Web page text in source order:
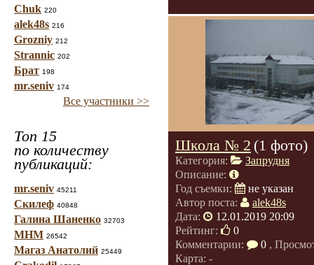
Chuk 220
alek48s 216
Grozniy 212
Strannic 202
Брат 198
mr.seniv 174
Все участники >>
Топ 15
по количеству
публикаций:
mr.seniv 45211
Скилеф 40848
Галина Шаненко 32703
МНМ 26542
Магаз Анатолий 25449
Школа № 2 (1 фото)
Категория:
Запрудня
Описание:
Год съемки:
не указан
Автор поста:
alek48s
Дата:
12.01.2019 20:09
Рейтинг:
0
Комментарии:
0 ,
Карта: -